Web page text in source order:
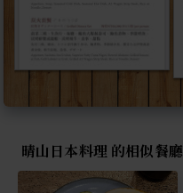
晴山日本料理 的相似餐廳